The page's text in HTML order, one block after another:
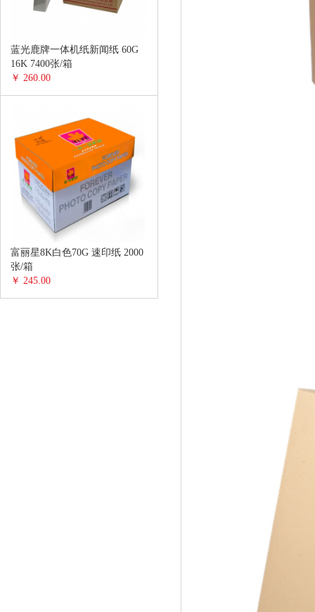
蓝光鹿牌一体机纸新闻纸 60G
16K 7400张/箱
￥ 260.00
富丽星8K白色70G 速印纸 2000
张/箱
￥ 245.00